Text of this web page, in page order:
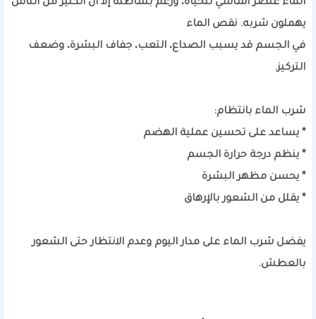
الماء عنصر أساسي للحياة، ورغم بساطته إلا أن الكثير من الناس
يهملون شربه. نقص الماء
في الجسم قد يسبب الصداع، التعب، جفاف البشرة، وضعف
التركيز.
شرب الماء بانتظام:
* يساعد على تحسين عملية الهضم
* ينظم درجة حرارة الجسم
* يحسن مظهر البشرة
* يقلل من الشعور بالإرهاق
يفضل شرب الماء على مدار اليوم وعدم الانتظار حتى الشعور
بالعطش.